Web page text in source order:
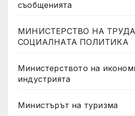
съобщенията
МИНИСТЕРСТВО НА
СОЦИАЛНАТА ПОЛИТИКА
Министерството на
индустрията
Министърът на туризма